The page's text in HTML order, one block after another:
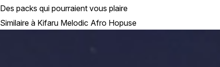
Des packs qui pourraient vous plaire
Similaire à Kifaru Melodic Afro Hopuse